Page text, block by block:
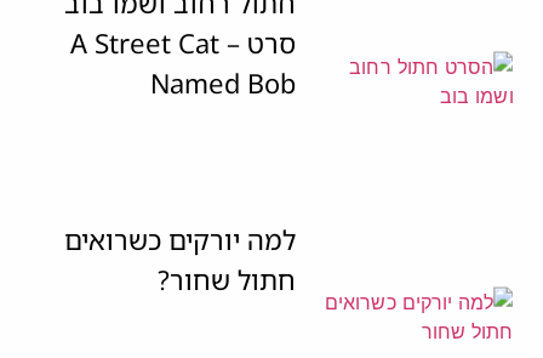
סרט – A Street Cat
Named Bob
למה יורקים כשרואים
חתול שחור?